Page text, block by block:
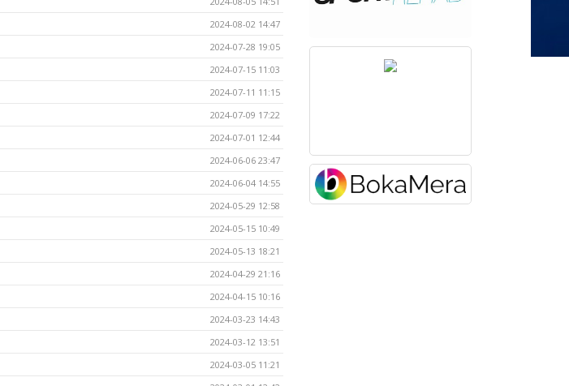
2024-08-02 14:47
2024-07-28 19:05
2024-07-15 11:03
2024-07-11 11:15
2024-07-09 17:22
2024-07-01 12:44
2024-06-06 23:47
2024-06-04 14:55
2024-05-29 12:58
2024-05-15 10:49
2024-05-13 18:21
2024-04-29 21:16
2024-04-15 10:16
2024-03-23 14:43
2024-03-12 13:51
2024-03-05 11:21